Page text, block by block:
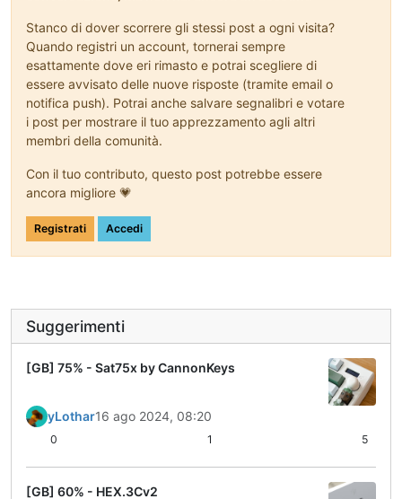
Stanco di dover scorrere gli stessi post a ogni visita?
Quando registri un account, tornerai sempre
esattamente dove eri rimasto e potrai scegliere di
essere avvisato delle nuove risposte (tramite email o
notifica push). Potrai anche salvare segnalibri e votare
i post per mostrare il tuo apprezzamento agli altri
membri della comunità.
Con il tuo contributo, questo post potrebbe essere
ancora migliore 💗
Registrati Accedi
Suggerimenti
[GB] 75% - Sat75x by CannonKeys
yLothar16 ago 2024, 08:20
0 1 5
[GB] 60% - HEX.3Cv2